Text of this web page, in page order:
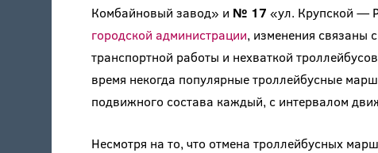
Комбайновый завод» и № 17 «ул. Крупской —
городской администрации, изменения связаны
транспортной работы и нехваткой
время некогда популярные троллейбусные
подвижного состава каждый, с интервалом
Несмотря на то, что отмена троллейбусных